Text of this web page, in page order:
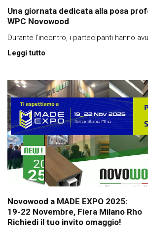
Una giornata dedicata alla posa
WPC Novowood
Durante l’incontro, i partecipanti hanno
Leggi tutto
Novowood a MADE EXPO 2025:
19-22 Novembre, Fiera Milano Rho
Richiedi il tuo invito omaggio!